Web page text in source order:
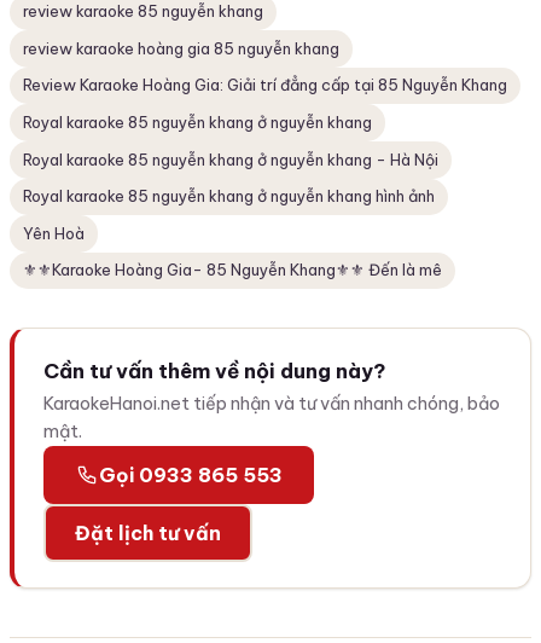
review karaoke 85 nguyễn khang
review karaoke hoàng gia 85 nguyễn khang
Review Karaoke Hoàng Gia: Giải trí đẳng cấp tại 85 Nguyễn Khang
Royal karaoke 85 nguyễn khang ở nguyễn khang
Royal karaoke 85 nguyễn khang ở nguyễn khang - Hà Nội
Royal karaoke 85 nguyễn khang ở nguyễn khang hình ảnh
Yên Hoà
⚜️⚜️Karaoke Hoàng Gia- 85 Nguyễn Khang⚜️⚜️ Đến là mê
Cần tư vấn thêm về nội dung này?
KaraokeHanoi.net tiếp nhận và tư vấn nhanh chóng, bảo
mật.
Gọi 0933 865 553
Đặt lịch tư vấn